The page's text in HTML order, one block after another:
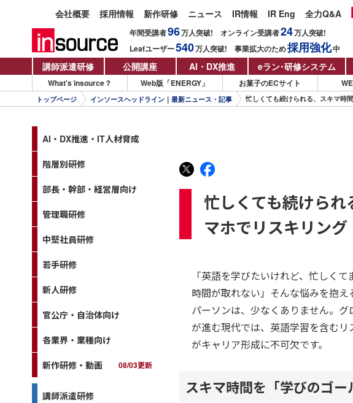
会社概要 採用情報 新作研修 ニュース IR情報 IR Eng 全力Q&A
年間受講者96万人突破! オンライン受講者24万人突破!
Leafユーザー540万人突破! 事業拡大のため採用強化中
講師派遣研修
公開講座 AI・DX推進 eラン・研修システム
What's insource？ Web版「ENERGY」 お菓子のECサイト
トップページ インソースヘッドライン｜最新ニュース・記事 忙しくても続けられる、スキマ時
忙しくても続けら
マホでリスキリング
「英語を学びたいけれど、忙しくて
時間が取れない」そんな悩みを抱え
パーソンは、少なくありません。グ
が進む現代では、英語学習を含むリ
がキャリア形成に不可欠です。
スキマ時間を「学びのゴ
AI・DX推進・IT人材育成
階層別研修
部長・幹部・経営層向け
管理職研修
中堅社員研修
若手研修
新人研修
官公庁・自治体向け
各業界・業種向け
新作研修・動画 08/03更新
講師派遣研修